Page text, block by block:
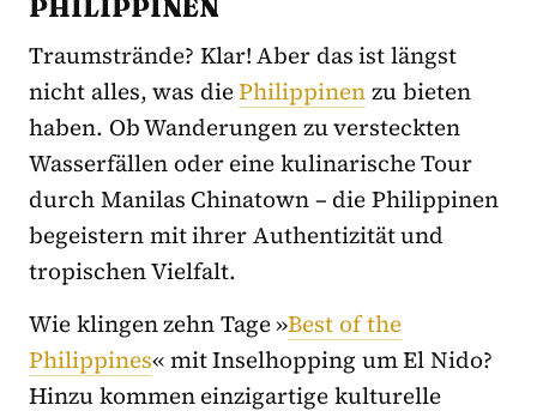
PHILIPPINEN
Traumstrände? Klar! Aber das ist längst
nicht alles, was diePhilippinenzu bieten
haben. Ob Wanderungen zu versteckten
Wasserfällen oder eine kulinarische Tour
durch Manilas Chinatown – die Philippinen
begeistern mit ihrer Authentizität und
tropischen Vielfalt.
Wie klingen zehn Tage »Best of the
Philippines« mit Inselhopping um El Nido?
Hinzu kommen einzigartige kulturelle